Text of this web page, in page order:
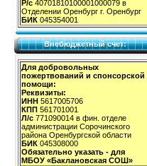
Р/с 40701810100001000079 в
Отделении Оренбург г. Оренбург
БИК 045354001
Внебюджетный счет:
Для добровольных
пожертвований и спонсорской
помощи:
Реквизиты:
ИНН 5617005706
КПП 561701001
Л/с 771090014 в фин. отделе
администрации Сорочинского
района Оренбургской области
БИК 045308000
Обязательно указать - для
МБОУ «Баклановская СОШ»